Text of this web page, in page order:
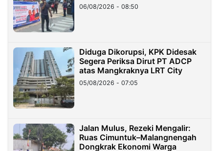
06/08/2026 - 08:50
Diduga Dikorupsi, KPK Didesak
Segera Periksa Dirut PT ADCP
atas Mangkraknya LRT City
05/08/2026 - 07:05
Jalan Mulus, Rezeki Mengalir:
Ruas Cimuntuk–Malangnengah
Dongkrak Ekonomi Warga